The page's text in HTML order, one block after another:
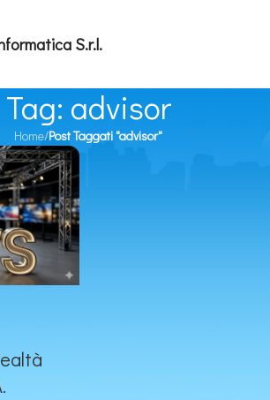
S.r.l.
Tag: advisor
Home/Post Taggati "advisor"